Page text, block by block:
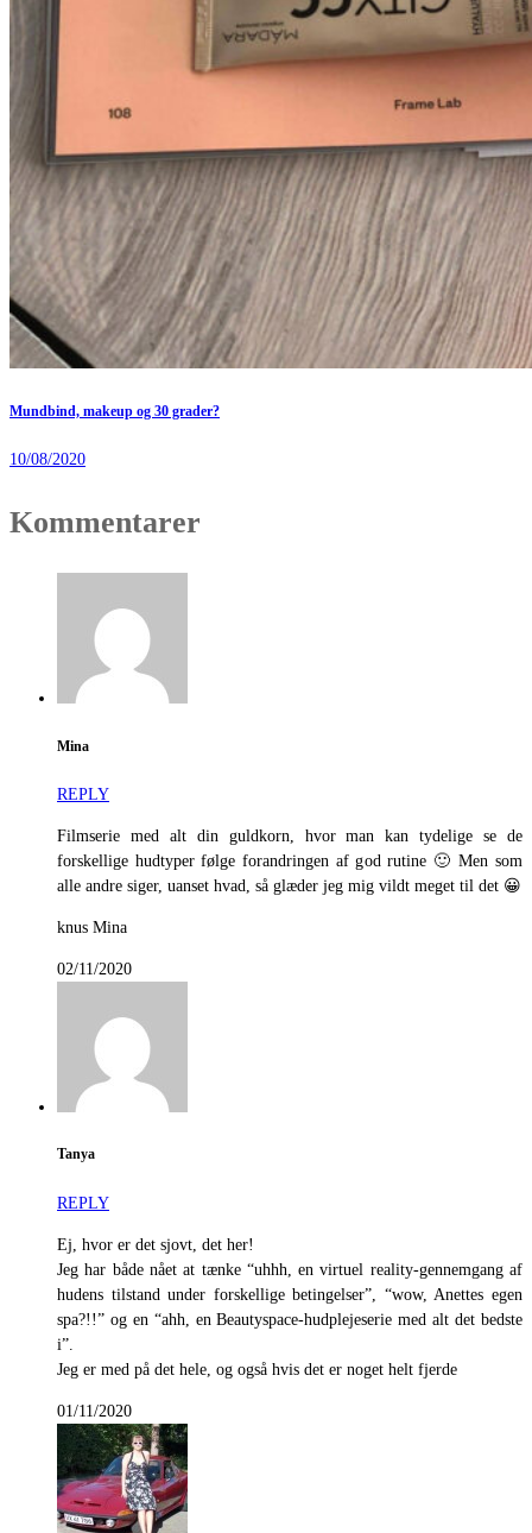
Mundbind, makeup og 30 grader?
10/08/2020
Kommentarer
Mina
REPLY
Filmserie med alt din guldkorn, hvor man kan tydelige se de
forskellige hudtyper følge forandringen af god rutine 🙂 Men som
alle andre siger, uanset hvad, så glæder jeg mig vildt meget til det 😀
knus Mina
02/11/2020
Tanya
REPLY
Ej, hvor er det sjovt, det her!
Jeg har både nået at tænke “uhhh, en virtuel reality-gennemgang af
hudens tilstand under forskellige betingelser”, “wow, Anettes egen
spa?!!” og en “ahh, en Beautyspace-hudplejeserie med alt det bedste
i”.
Jeg er med på det hele, og også hvis det er noget helt fjerde
01/11/2020